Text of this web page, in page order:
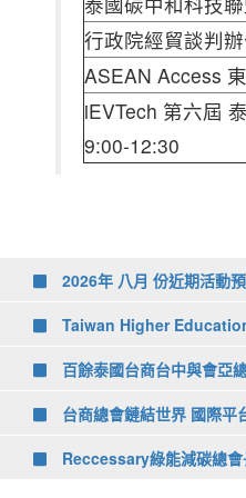
行政院經貿談判
ASEAN Access
iEVTech 第六屆
9:00-12:30
2026年 八月 份近期活動
Taiwan Higher
百餘泰國台商台中與會亞
台商總會鏈結世界 國際平
Reccessary綠能減碳總